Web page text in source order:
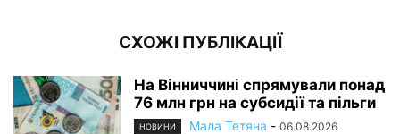
СХОЖІ ПУБЛІКАЦІЇ
На Вінниччині спрямували понад
76 млн грн на субсидії та пільги
НОВИНИ Мала Тетяна - 06.08.2026